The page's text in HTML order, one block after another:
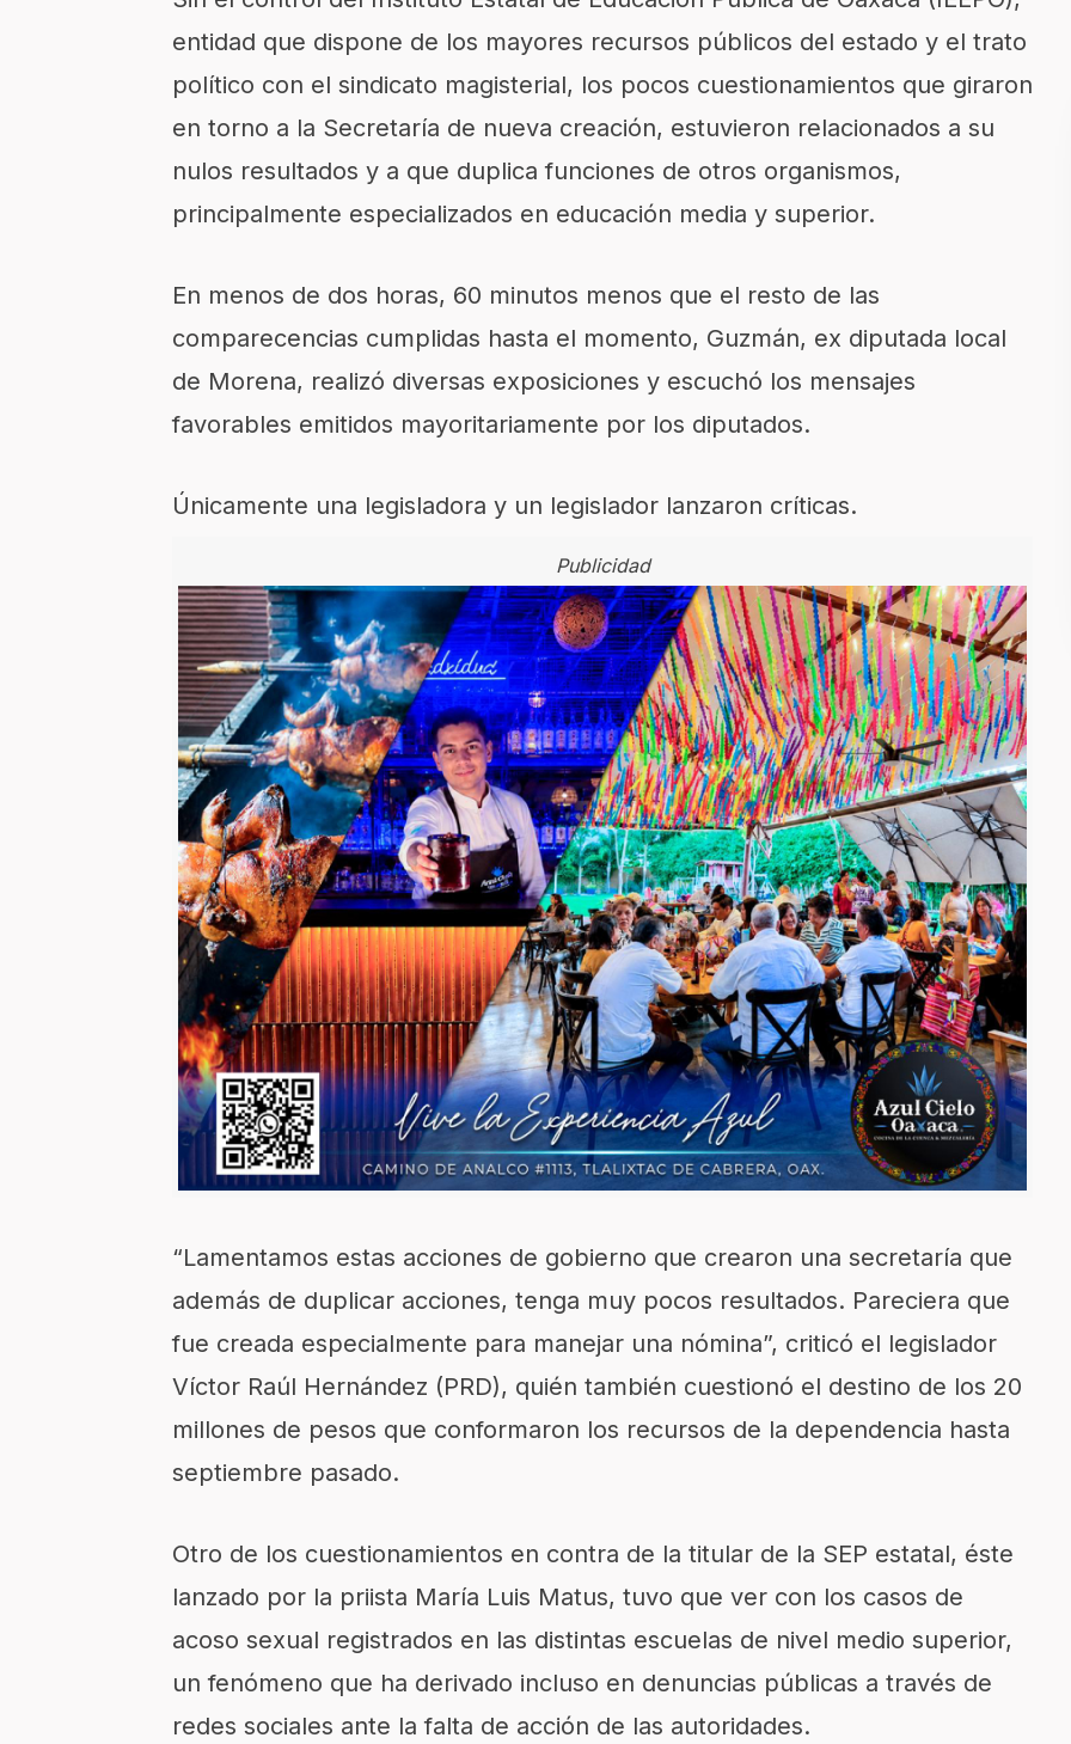
entidad que dispone de los mayores recursos públicos del estado y el trato
político con el sindicato magisterial, los pocos cuestionamientos que giraron
en torno a la Secretaría de nueva creación, estuvieron relacionados a su
nulos resultados y a que duplica funciones de otros organismos,
principalmente especializados en educación media y superior.
En menos de dos horas, 60 minutos menos que el resto de las
comparecencias cumplidas hasta el momento, Guzmán, ex diputada local
de Morena, realizó diversas exposiciones y escuchó los mensajes
favorables emitidos mayoritariamente por los diputados.
Únicamente una legisladora y un legislador lanzaron críticas.
Publicidad
“Lamentamos estas acciones de gobierno que crearon una secretaría que
además de duplicar acciones, tenga muy pocos resultados. Pareciera que
fue creada especialmente para manejar una nómina”, criticó el legislador
Víctor Raúl Hernández (PRD), quién también cuestionó el destino de los 20
millones de pesos que conformaron los recursos de la dependencia hasta
septiembre pasado.
Otro de los cuestionamientos en contra de la titular de la SEP estatal, éste
lanzado por la priista María Luis Matus, tuvo que ver con los casos de
acoso sexual registrados en las distintas escuelas de nivel medio superior,
un fenómeno que ha derivado incluso en denuncias públicas a través de
redes sociales ante la falta de acción de las autoridades.